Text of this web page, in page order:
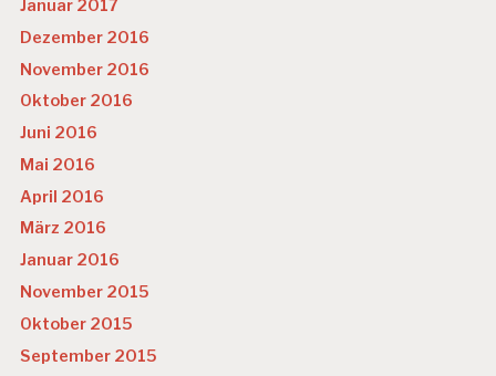
Januar 2017
Dezember 2016
November 2016
Oktober 2016
Juni 2016
Mai 2016
April 2016
März 2016
Januar 2016
November 2015
Oktober 2015
September 2015